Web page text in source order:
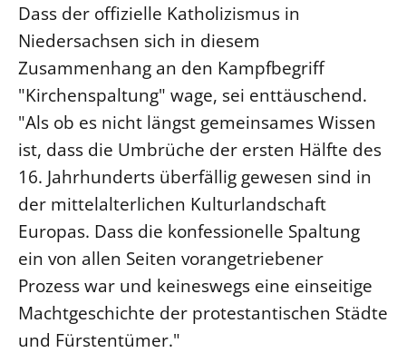
Dass der offizielle Katholizismus in
Niedersachsen sich in diesem
Zusammenhang an den Kampfbegriff
"Kirchenspaltung" wage, sei enttäuschend.
"Als ob es nicht längst gemeinsames Wissen
ist, dass die Umbrüche der ersten Hälfte des
16. Jahrhunderts überfällig gewesen sind in
der mittelalterlichen Kulturlandschaft
Europas. Dass die konfessionelle Spaltung
ein von allen Seiten vorangetriebener
Prozess war und keineswegs eine einseitige
Machtgeschichte der protestantischen Städte
und Fürstentümer."
Corporate Design
Interventionsplan
Jahresgespräche
Kantine Speiseplan
Kirchliches Amtsblatt
Kirchliche Verwaltung
Klimaschutzgesetz
Kunstreferat
NKVK
Öffentlichkeitsarbeit
Personalausschuss
Projektmanagement